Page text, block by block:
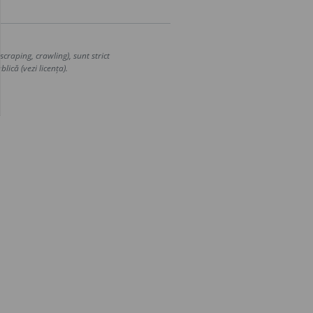
crawling), sunt strict
(vezi licența).